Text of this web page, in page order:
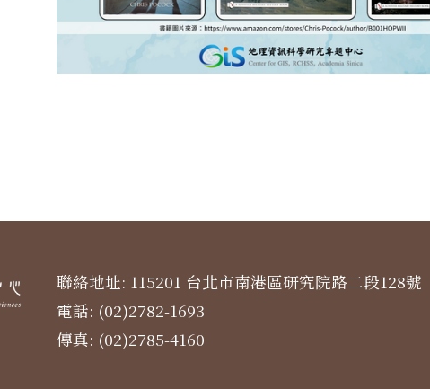
聯絡地址: 115201 台北市南港區研究院路二段128號
電話: (02)2782-1693
傳真: (02)2785-4160